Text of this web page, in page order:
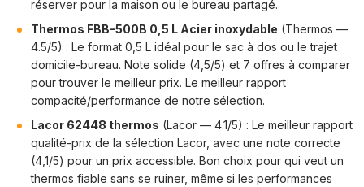
réserver pour la maison ou le bureau partagé.
Thermos FBB-500B 0,5 L Acier inoxydable (Thermos —
4.5/5) : Le format 0,5 L idéal pour le sac à dos ou le trajet
domicile-bureau. Note solide (4,5/5) et 7 offres à comparer
pour trouver le meilleur prix. Le meilleur rapport
compacité/performance de notre sélection.
Lacor 62448 thermos (Lacor — 4.1/5) : Le meilleur rapport
qualité-prix de la sélection Lacor, avec une note correcte
(4,1/5) pour un prix accessible. Bon choix pour qui veut un
thermos fiable sans se ruiner, même si les performances